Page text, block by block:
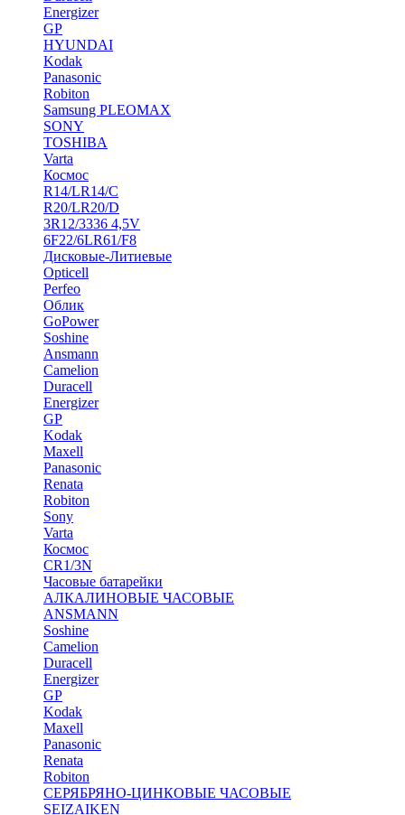
Energizer
GP
HYUNDAI
Kodak
Panasonic
Robiton
Samsung PLEOMAX
SONY
TOSHIBA
Varta
Космос
R14/LR14/C
R20/LR20/D
3R12/3336 4,5V
6F22/6LR61/F8
Дисковые-Литиевые
Opticell
Perfeo
Облик
GoPower
Soshine
Ansmann
Camelion
Duracell
Energizer
GP
Kodak
Maxell
Panasonic
Renata
Robiton
Sony
Varta
Космос
CR1/3N
Часовые батарейки
АЛКАЛИНОВЫЕ ЧАСОВЫЕ
ANSMANN
Soshine
Camelion
Duracell
Energizer
GP
Kodak
Maxell
Panasonic
Renata
Robiton
СЕРЯБРЯНО-ЦИНКОВЫЕ ЧАСОВЫЕ
SEIZAIKEN